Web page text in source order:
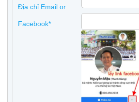
Địa chỉ Email or
Facebook*